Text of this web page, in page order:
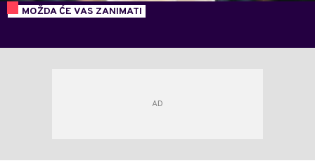
MOŽDA ĆE VAS ZANIMATI